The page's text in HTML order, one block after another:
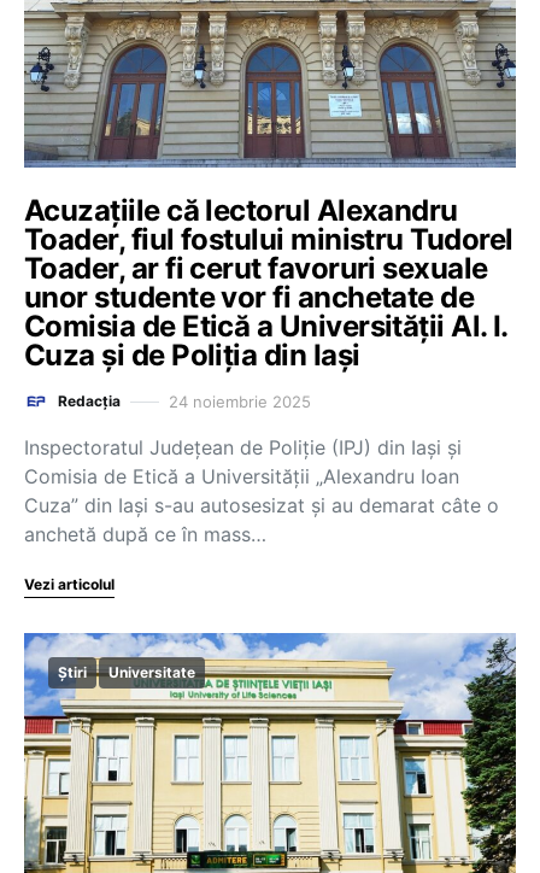
Acuzațiile că lectorul Alexandru
Toader, fiul fostului ministru Tudorel
Toader, ar fi cerut favoruri sexuale
unor studente vor fi anchetate de
Comisia de Etică a Universității Al. I.
Cuza și de Poliția din Iași
Redacția 24 noiembrie 2025
Inspectoratul Judeţean de Poliţie (IPJ) din Iași şi
Comisia de Etică a Universităţii „Alexandru Ioan
Cuza” din Iaşi s-au autosesizat şi au demarat câte o
anchetă după ce în mass…
Vezi articolul
Știri Universitate